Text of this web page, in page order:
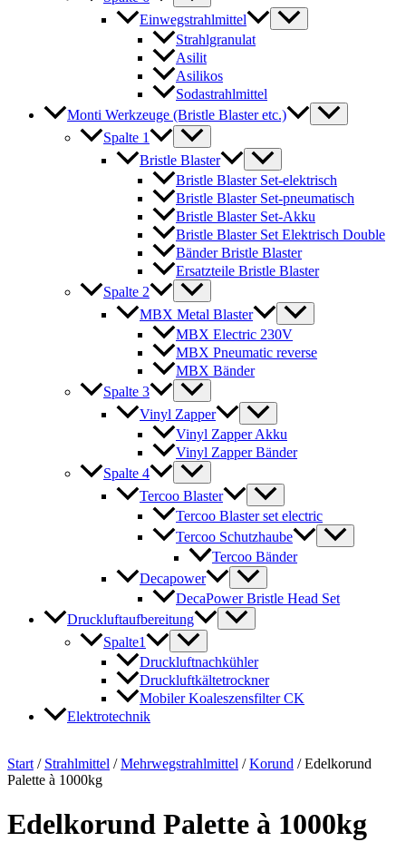
Einwegstrahlmittel
Strahlgranulat
Asilit
Asilikos
Sodastrahlmittel
Monti Werkzeuge (Bristle Blaster etc.)
Spalte 1
Bristle Blaster
Bristle Blaster Set-elektrisch
Bristle Blaster Set-pneumatisch
Bristle Blaster Set-Akku
Bristle Blaster Set Elektrisch Double
Bänder Bristle Blaster
Ersatzteile Bristle Blaster
Spalte 2
MBX Metal Blaster
MBX Electric 230V
MBX Pneumatic reverse
MBX Bänder
Spalte 3
Vinyl Zapper
Vinyl Zapper Akku
Vinyl Zapper Bänder
Spalte 4
Tercoo Blaster
Tercoo Blaster set electric
Tercoo Schutzhaube
Tercoo Bänder
Decapower
DecaPower Bristle Head Set
Druckluftaufbereitung
Spalte1
Druckluftnachkühler
Druckluftkältetrockner
Mobiler Koaleszensfilter CK
Elektrotechnik
Start / Strahlmittel /Mehrwegstrahlmittel /Korund / Edelkorund
Palette à 1000kg
Edelkorund Palette à 1000kg